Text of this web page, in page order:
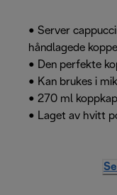
• Server
håndlagede
• Den perfekte
• Kan brukes i
• 270 ml
• Laget av hvitt